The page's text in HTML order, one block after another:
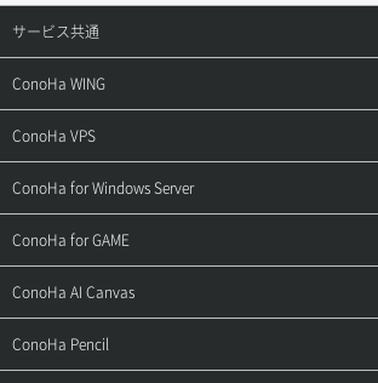
サービス共通
サポートトップ
ご契約・お支払い
用語集
お問い合わせ
ConoHa WING
サポートトップ
ご利用ガイド
お乗り換えガイド
よくある質問
ConoHa VPS
サポートトップ
ご利用ガイド
APIドキュメントVPS2.0
APIドキュメントVPS3.0
ConoHa for Windows Server
サポートトップ
ご利用ガイド
APIドキュメントVPS2.0
ConoHa for GAME
サポートトップ
ご利用ガイド
ConoHa AI Canvas
サポートトップ
ConoHa Pencil